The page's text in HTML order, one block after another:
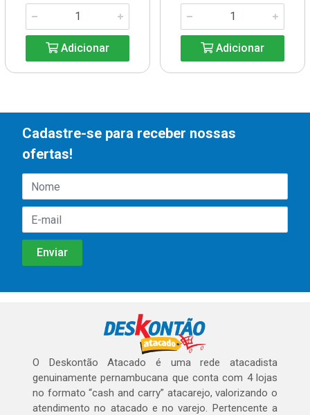
Adicionar Adicionar
Cadastre-se para receber nossas
ofertas!
O Deskontão Atacado é uma rede atacadista
genuinamente pernambucana que conta com 4 lojas
no formato “cash and carry” atacarejo, valorizando o
atendimento no atacado e no varejo. Pertencente a